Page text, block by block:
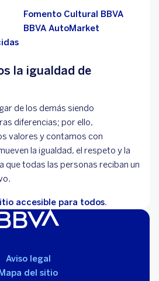
Fomento Cultural BBVA
BBVA AutoMarket
la igualdad de
de los demás siendo
diferencias; por ello,
valores y contamos con
la igualdad, el respeto y la
que todas las personas reciban un
accesible para todos.
Aviso legal
Mapa del sitio